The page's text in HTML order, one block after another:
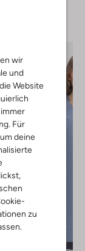
wir
und
Website
Für
deine
zu